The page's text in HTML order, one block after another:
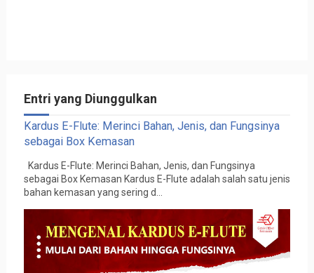
Entri yang Diunggulkan
Kardus E-Flute: Merinci Bahan, Jenis, dan Fungsinya
sebagai Box Kemasan
Kardus E-Flute: Merinci Bahan, Jenis, dan Fungsinya
sebagai Box Kemasan Kardus E-Flute adalah salah satu jenis
bahan kemasan yang sering d...